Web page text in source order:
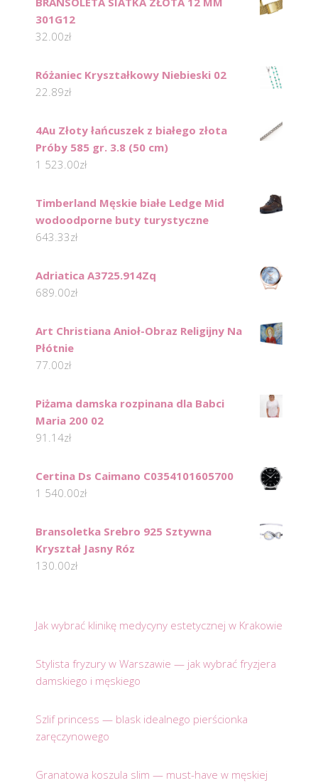
301G12
32.00zł
Różaniec Kryształkowy Niebieski 02
22.89zł
4Au Złoty łańcuszek z białego złota
Próby 585 gr. 3.8 (50 cm)
1 523.00zł
Timberland Męskie białe Ledge Mid
wodoodporne buty turystyczne
643.33zł
Adriatica A3725.914Zq
689.00zł
Art Christiana Anioł-Obraz Religijny Na
Płótnie
77.00zł
Piżama damska rozpinana dla Babci
Maria 200 02
91.14zł
Certina Ds Caimano C0354101605700
1 540.00zł
Bransoletka Srebro 925 Sztywna
Kryształ Jasny Róz
130.00zł
Jak wybrać klinikę medycyny estetycznej w Krakowie
Stylista fryzury w Warszawie — jak wybrać fryzjera
damskiego i męskiego
Szlif princess — blask idealnego pierścionka
zaręczynowego
Granatowa koszula slim — must-have w męskiej